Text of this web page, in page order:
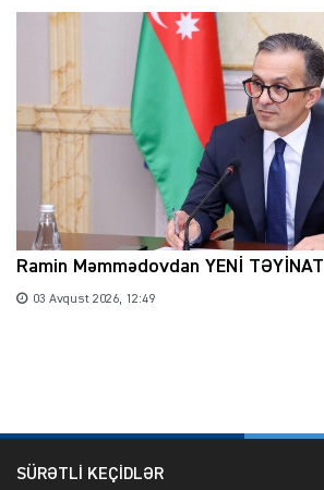
Ramin Məmmədovdan YENİ TƏYİNAT
03 Avqust 2026, 12:49
SÜRƏTLİ KEÇİDLƏR